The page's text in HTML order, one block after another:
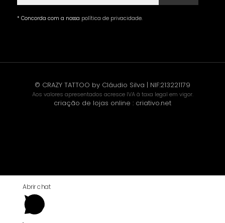
* Concorda com a nossa política de privacidade.
© CRAZY TATTOO by Cláudio Silva | NIF:213221179
Aos valores apresentados acresce IVA à taxa legal em vigor.
criação de lojas online : criativo.net
Abrir chat